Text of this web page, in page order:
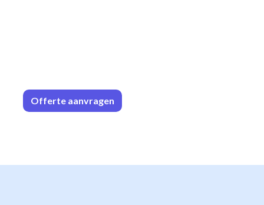
Offerte aan​​vrag​​en